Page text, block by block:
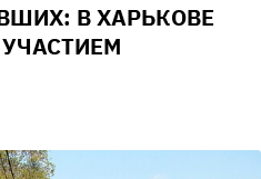
В ХАРЬКОВЕ